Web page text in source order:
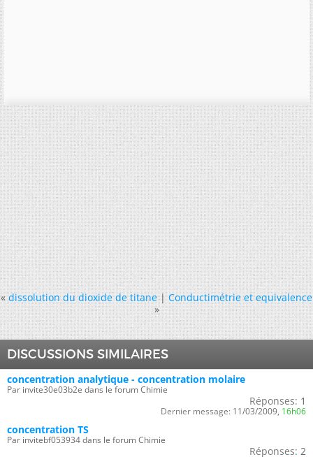
« dissolution du dioxide de titane|Conductimétrie et equivalence
»
DISCUSSIONS SIMILAIRES
concentration analytique - concentration molaire
Par invite30e03b2e dans le forum Chimie
Réponses: 1
Dernier message: 11/03/2009, 16h06
concentration TS
Par invitebf053934 dans le forum Chimie
Réponses: 2